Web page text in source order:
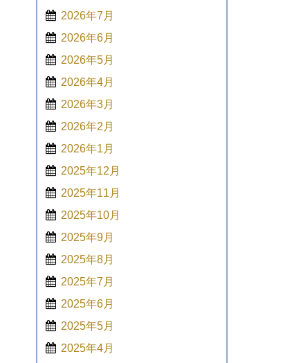
2026年7月
2026年6月
2026年5月
2026年4月
2026年3月
2026年2月
2026年1月
2025年12月
2025年11月
2025年10月
2025年9月
2025年8月
2025年7月
2025年6月
2025年5月
2025年4月